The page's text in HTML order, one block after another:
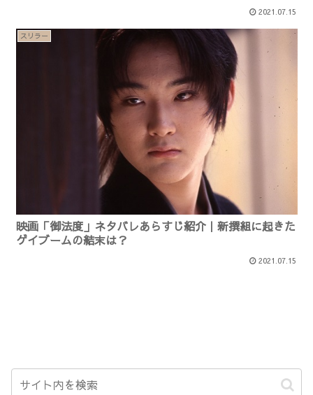
2021.07.15
スリラー
映画「御法度」ネタバレあらすじ紹介｜新撰組に起きた
ゲイブームの結末は？
2021.07.15